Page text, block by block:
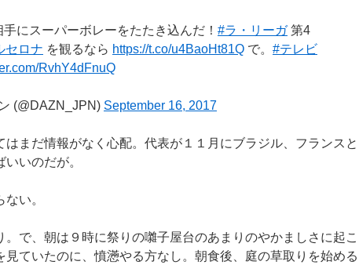
にスーパーボレーをたたき込んだ！ #ラ・リーガ第4
セロナ を観るなら https://t.co/u4BaoHt81Q で。 #テレビ
RvhY4dFnuQ
(@DAZN_JPN) September 16, 2017
はまだ情報がなく心配。代表が１１月にブラジル、フランスと
いのだが。
い。
で、朝は９時に祭りの囃子屋台のあまりのやかましさに起こ
見ていたのに、憤懣やる方なし。朝食後、庭の草取りを始める